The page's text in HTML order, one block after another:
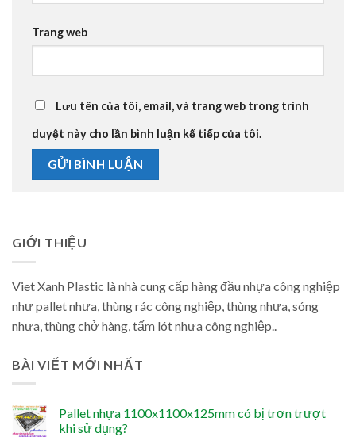
Trang web
Lưu tên của tôi, email, và trang web trong trình
duyệt này cho lần bình luận kế tiếp của tôi.
GIỚI THIỆU
Viet Xanh Plastic là nhà cung cấp hàng đầu nhựa công nghiệp
như pallet nhựa, thùng rác công nghiệp, thùng nhựa, sóng
nhựa, thùng chở hàng, tấm lót nhựa công nghiệp..
BÀI VIẾT MỚI NHẤT
Pallet nhựa 1100x1100x125mm có bị trơn trượt
khi sử dụng?